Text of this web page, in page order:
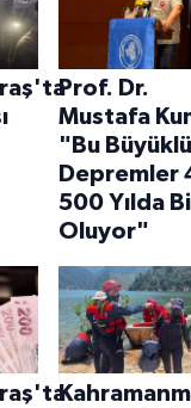
Prof. Dr.
Mustafa
"Bu
Depremler
500 Yılda
Oluyor"